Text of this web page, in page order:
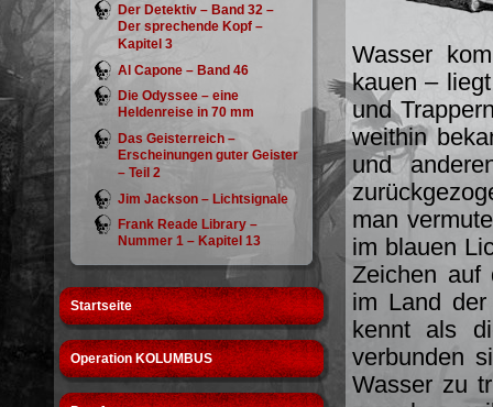
Der Detektiv – Band 32 –
Der sprechende Kopf –
Kapitel 3
Al Capone – Band 46
Die Odyssee – eine
Heldenreise in 70 mm
Das Geisterreich –
Erscheinungen guter Geister
– Teil 2
Jim Jackson – Lichtsignale
Frank Reade Library –
Nummer 1 – Kapitel 13
Startseite
Operation KOLUMBUS
Wasser
kauen –
und
weithin
und
man
im blauen
Zeichen auf
im Land der
kennt als
verbunden
Wasser zu